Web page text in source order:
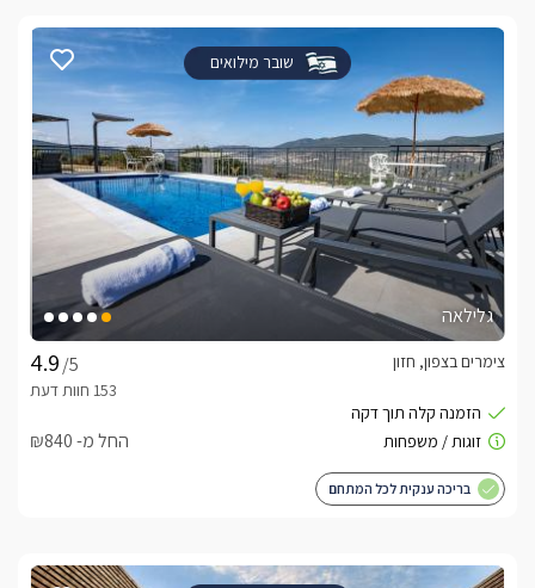
שובר מילואים
גלילאה
/5
צימרים בצפון, חזון
החל מ- ₪840
בריכה ענקית לכל המתחם